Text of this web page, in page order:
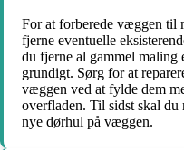
For at forberede væggen til
fjerne eventuelle
du fjerne al gammel maling
grundigt. Sørg for at
væggen ved at fylde dem
overfladen. Til sidst skal du
nye dørhul på væggen.